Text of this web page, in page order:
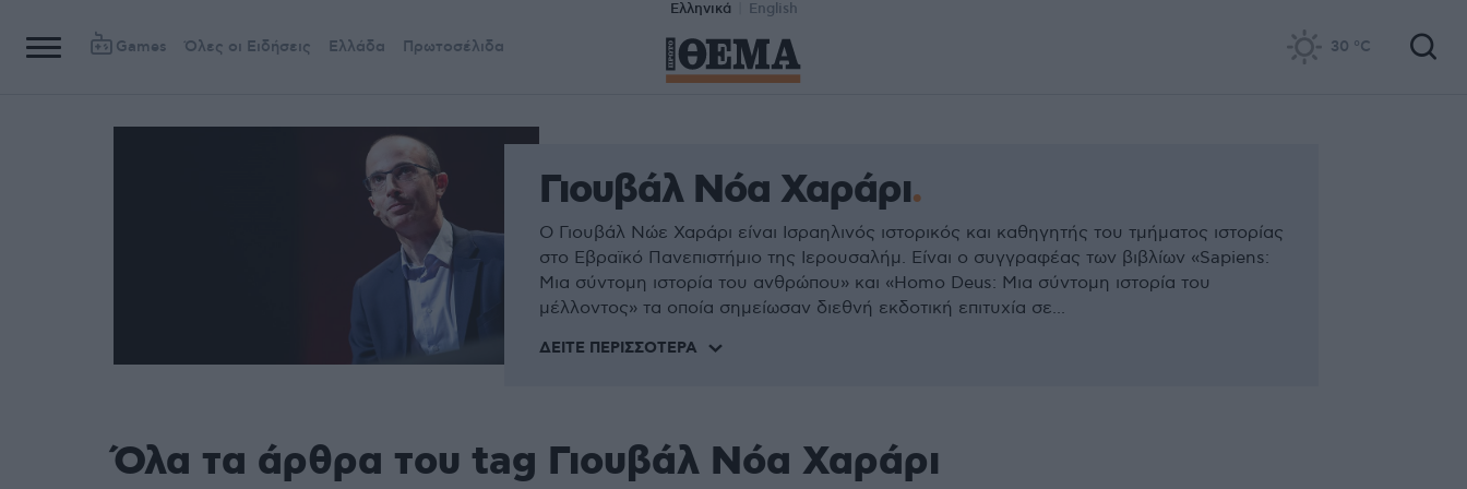
Ελληνικά English
Games Όλες οι Ειδήσεις Ελλάδα Πρωτοσέλιδα 30 °C
Γιουβάλ Νόα Χαράρι
Ο Γιουβάλ Νώε Χαράρι είναι Ισραηλινός ιστορικός και καθηγητής του τμήματος ιστορίας
στο Εβραϊκό Πανεπιστήμιο της Ιερουσαλήμ. Είναι ο συγγραφέας των βιβλίων «Sapiens:
Μια σύντομη ιστορία του ανθρώπου» και «Homo Deus: Μια σύντομη ιστορία του
μέλλοντος» τα οποία σημείωσαν διεθνή εκδοτική επιτυχία σε...
ΔΕΊΤΕ ΠΕΡΙΣΣΌΤΕΡΑ
Όλα τα άρθρα του tag Γιουβάλ Νόα Χαράρι